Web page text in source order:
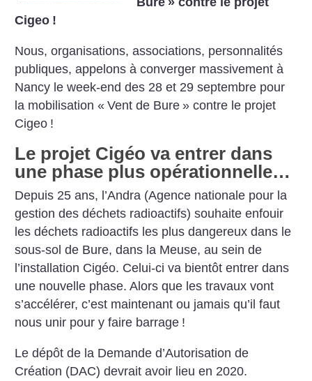
Cigeo !
Nous, organisations, associations, personnalités
publiques, appelons à converger massivement à
Nancy le week-end des 28 et 29 septembre pour
la mobilisation « Vent de Bure » contre le projet
Cigeo !
Le projet Cigéo va entrer dans
une phase plus opérationnelle…
Depuis 25 ans, l’Andra (Agence nationale pour la
gestion des déchets radioactifs) souhaite enfouir
les déchets radioactifs les plus dangereux dans le
sous-sol de Bure, dans la Meuse, au sein de
l’installation Cigéo. Celui-ci va bientôt entrer dans
une nouvelle phase. Alors que les travaux vont
s’accélérer, c’est maintenant ou jamais qu’il faut
nous unir pour y faire barrage !
Le dépôt de la Demande d’Autorisation de
Création (DAC) devrait avoir lieu en 2020.